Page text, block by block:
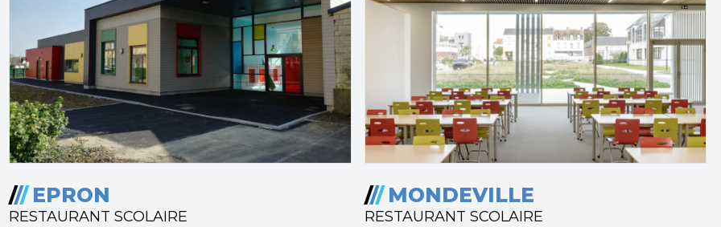
/// EPRON
RESTAURANT SCOLAIRE
/// MONDEVILLE
RESTAURANT SCOLAIRE